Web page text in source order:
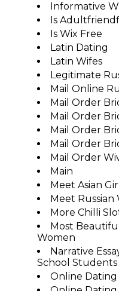
Informative
Is
Is Wix Free
Latin Dating
Latin Wifes
Legitimate
Mail Online
Mail Order
Mail Order
Mail Order
Mail Order
Mail Order
Main
Meet Asian
Meet Russian
More Chilli
Most
Women
Narrative
School Students
Online Dating